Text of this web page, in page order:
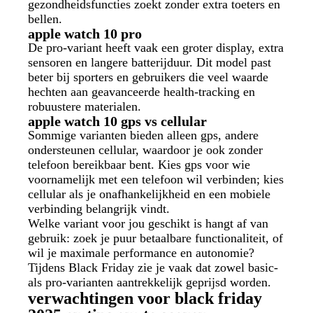
gezondheidsfuncties zoekt zonder extra toeters en
bellen.
apple watch 10 pro
De pro-variant heeft vaak een groter display, extra
sensoren en langere batterijduur. Dit model past
beter bij sporters en gebruikers die veel waarde
hechten aan geavanceerde health-tracking en
robuustere materialen.
apple watch 10 gps vs cellular
Sommige varianten bieden alleen gps, andere
ondersteunen cellular, waardoor je ook zonder
telefoon bereikbaar bent. Kies gps voor wie
voornamelijk met een telefoon wil verbinden; kies
cellular als je onafhankelijkheid en een mobiele
verbinding belangrijk vindt.
Welke variant voor jou geschikt is hangt af van
gebruik: zoek je puur betaalbare functionaliteit, of
wil je maximale performance en autonomie?
Tijdens Black Friday zie je vaak dat zowel basic-
als pro-varianten aantrekkelijk geprijsd worden.
verwachtingen voor black friday